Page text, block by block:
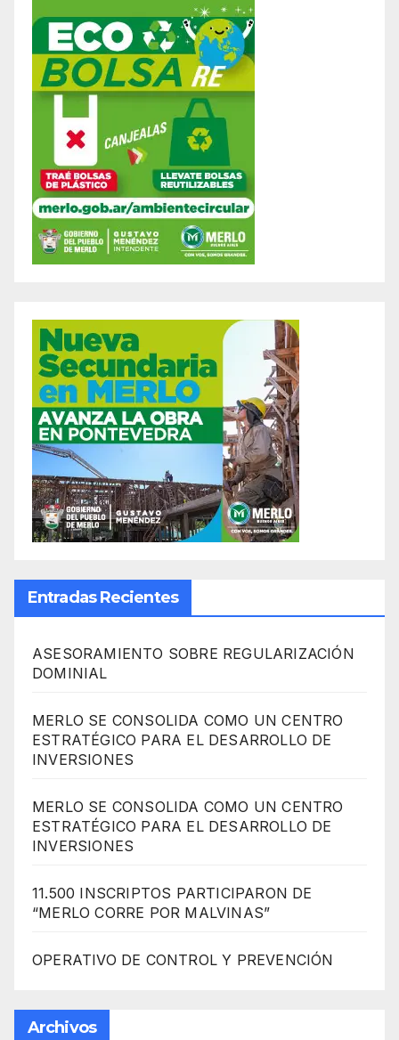
Entradas Recientes
ASESORAMIENTO SOBRE REGULARIZACIÓN
DOMINIAL
MERLO SE CONSOLIDA COMO UN CENTRO
ESTRATÉGICO PARA EL DESARROLLO DE
INVERSIONES
MERLO SE CONSOLIDA COMO UN CENTRO
ESTRATÉGICO PARA EL DESARROLLO DE
INVERSIONES
11.500 INSCRIPTOS PARTICIPARON DE
“MERLO CORRE POR MALVINAS”
OPERATIVO DE CONTROL Y PREVENCIÓN
Archivos